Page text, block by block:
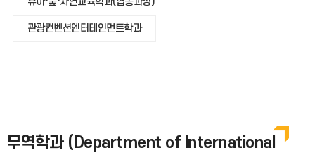
관광컨벤션엔터테인먼트학과
무역학과 (Department of International